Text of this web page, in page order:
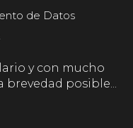
de Datos
y con mucho
posible...